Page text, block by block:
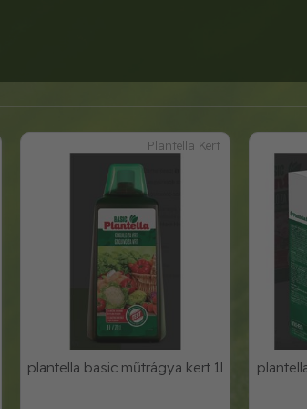
Plantella Kert
plantella basic műtrágya kert 1l